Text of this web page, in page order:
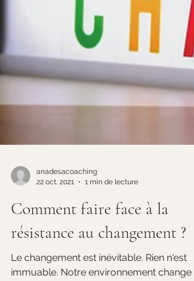
22 oct. 2021
1 min de lecture
Comment faire face à la